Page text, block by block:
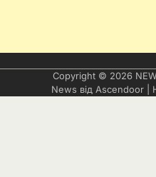
Copyright © 2026
News від Ascendoor|